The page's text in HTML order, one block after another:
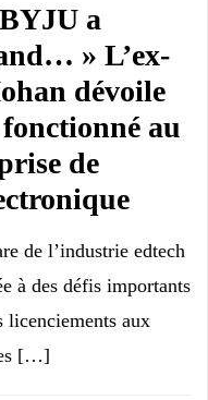
a
» L’ex-
dévoile
au
de
de l’industrie edtech
à des défis importants
licenciements aux
[…]